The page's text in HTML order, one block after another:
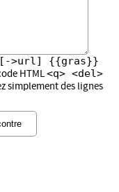
[->url] {{gras}}
HTML<q> <del>
simplement des lignes